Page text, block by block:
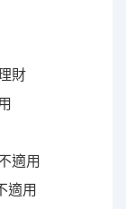
財
適用
適用